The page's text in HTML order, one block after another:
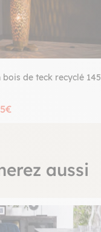
de teck recyclé 145
aussi